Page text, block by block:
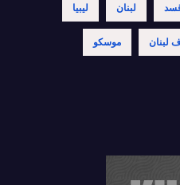
لبنان ليبيا
لبنان موسكو